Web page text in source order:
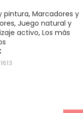
pintura, Marcadores y
, Juego natural y
activo, Los más